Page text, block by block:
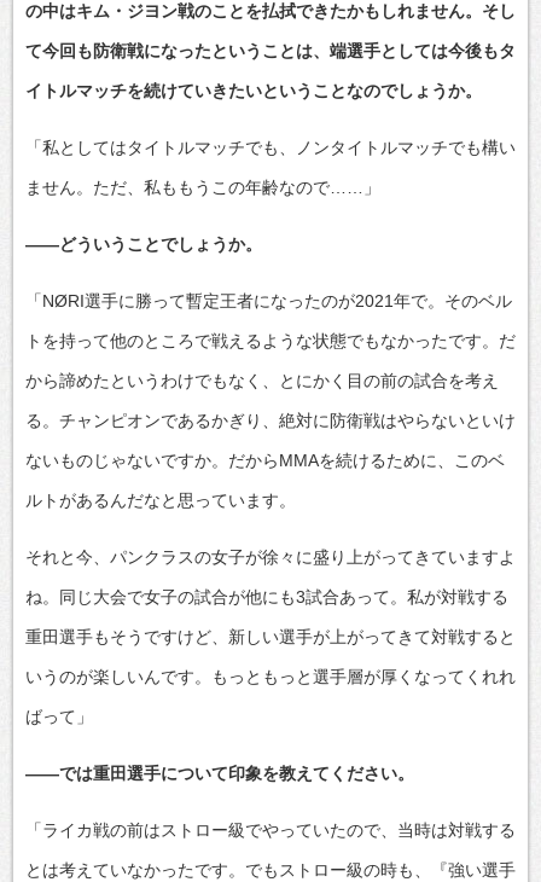
の中はキム・ジヨン戦のことを払拭できたかもしれません。そし
て今回も防衛戦になったということは、端選手としては今後もタ
イトルマッチを続けていきたいということなのでしょうか。
「私としてはタイトルマッチでも、ノンタイトルマッチでも構い
ません。ただ、私ももうこの年齢なので……」
――どういうことでしょうか。
「NØRI選手に勝って暫定王者になったのが2021年で。そのベル
トを持って他のところで戦えるような状態でもなかったです。だ
から諦めたというわけでもなく、とにかく目の前の試合を考え
る。チャンピオンであるかぎり、絶対に防衛戦はやらないといけ
ないものじゃないですか。だからMMAを続けるために、このベ
ルトがあるんだなと思っています。
それと今、パンクラスの女子が徐々に盛り上がってきていますよ
ね。同じ大会で女子の試合が他にも3試合あって。私が対戦する
重田選手もそうですけど、新しい選手が上がってきて対戦すると
いうのが楽しいんです。もっともっと選手層が厚くなってくれれ
ばって」
――では重田選手について印象を教えてください。
「ライカ戦の前はストロー級でやっていたので、当時は対戦する
とは考えていなかったです。でもストロー級の時も、『強い選手